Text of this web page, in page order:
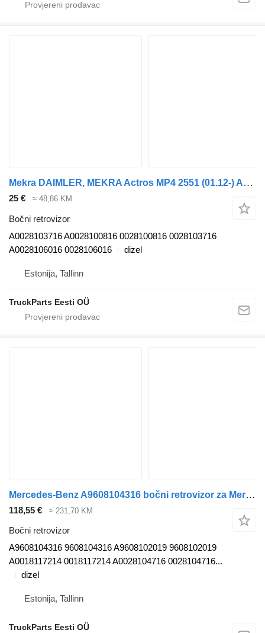
Mekra DAIMLER, MEKRA Actros MP4 2551 (01.12-) A0028103716 bočni retrovizor za Mercedes-Benz Actros MP4 Antos Arocs (2012-) tegljača
25 € ≈ 48,86 KM
Bočni retrovizor
A0028103716 A0028100816 0028100816 0028103716
A0028106016 0028106016
dizel
Estonija, Tallinn
TruckParts Eesti OÜ
Mercedes-Benz A9608104316 bočni retrovizor za Mercedes-Benz Actros MP4 Antos Arocs (2012-) tegljača
118,55 € ≈ 231,70 KM
Bočni retrovizor
A9608104316 9608104316 A9608102019 9608102019
A0018117214 0018117214 A0028104716 0028104716...
dizel
Estonija, Tallinn
TruckParts Eesti OÜ